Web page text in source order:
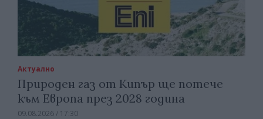
Актуално
Природен газ от Кипър ще потече
към Европа през 2028 година
09.08.2026 / 17:30